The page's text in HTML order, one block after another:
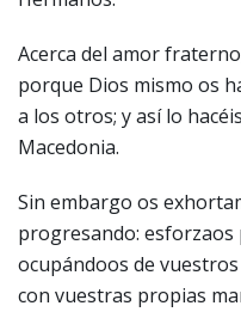
Acerca del amor
porque Dios mismo os
a los otros; y así lo
Macedonia.
Sin embargo os
progresando:
ocupándoos de
con vuestras propias